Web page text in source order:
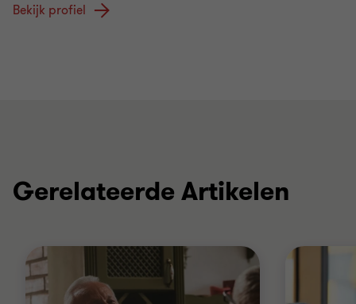
Bekijk profiel
Gerelateerde Artikelen